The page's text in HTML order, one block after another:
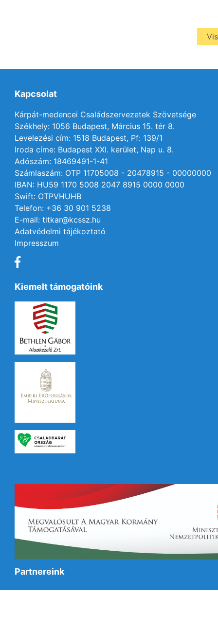
Kapcsolat
Kárpát-medencei Családszervezetek Szövetsége
Székhely: 1056 Budapest, Március 15. tér 8.
Levelezési cím: 1518 Budapest, Pf: 139/1
Iroda címe: Budapest XXI. kerület, Nap u. 8.
Adószám: 18469491-1-41
Számlaszám: OTP 11705008 - 20478915 - 00000000
IBAN: HU59 1170 5008 2047 8915 0000 0000
Swift: OTPVHUHB
Telefon: +36 30 901 5238
E-mail: titkar@kcssz.hu
Adatvédelmi tájékoztató
Impresszum
Kiemelt támogatóink
Partnereink